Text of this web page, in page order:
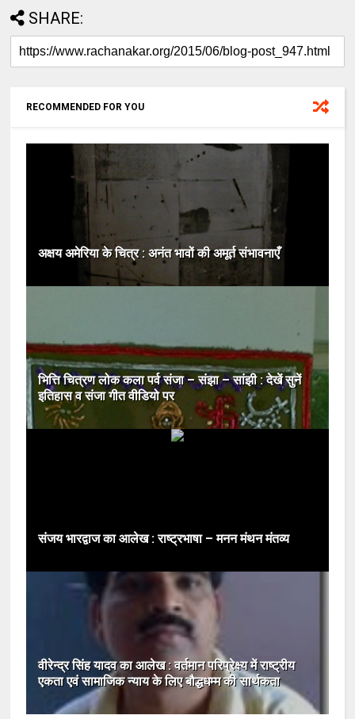
SHARE:
RECOMMENDED FOR YOU
अक्षय अमेरिया के चित्र : अनंत भावों की अमूर्त संभावनाएँ
भित्ति चित्रण लोक कला पर्व संजा – संझा – सांझी : देखें सुनें
इतिहास व संजा गीत वीडियो पर
संजय भारद्वाज का आलेख : राष्ट्रभाषा – मनन मंथन मंतव्य
वीरेन्‍द्र सिंह यादव का आलेख : वर्तमान परिप्रेक्ष्‍य में राष्‍ट्रीय
एकता एवं सामाजिक न्‍याय के लिए बौद्धधम्‍म की सार्थकता